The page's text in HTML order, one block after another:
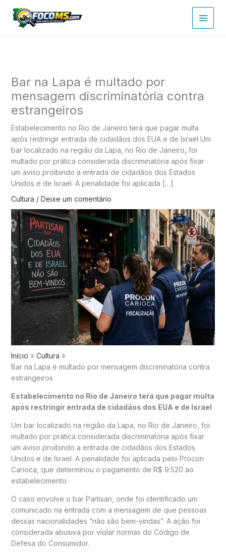
para
Bar na Lapa é multado por
mensagem discriminatória contra
estrangeiros
Estabelecimento no Rio de Janeiro terá que pagar multa
após restringir entrada de cidadãos dos EUA e de Israel Um
bar localizado na região da Lapa, no Rio de Janeiro, foi
multado por prática considerada discriminatória após fixar
um aviso proibindo a entrada de cidadãos dos Estados
Unidos e de Israel. A penalidade foi aplicada […]
Cultura / Deixe um comentário
Início
Cultura
Bar na Lapa é multado por mensagem discriminatória contra
estrangeiros
Estabelecimento no Rio de Janeiro terá que pagar multa
após restringir entrada de cidadãos dos EUA e de Israel
Um bar localizado na região da Lapa, no Rio de Janeiro, foi
multado por prática considerada discriminatória após fixar
um aviso proibindo a entrada de cidadãos dos Estados
Unidos e de Israel. A penalidade foi aplicada pelo Procon
Carioca, que determinou o pagamento de R$ 9.520 ao
estabelecimento.
O caso envolve o bar Partisan, onde foi identificado um
comunicado na entrada com a mensagem de que pessoas
dessas nacionalidades “não são bem-vindas”. A ação foi
considerada abusiva por violar normas do Código de
Defesa do Consumidor.